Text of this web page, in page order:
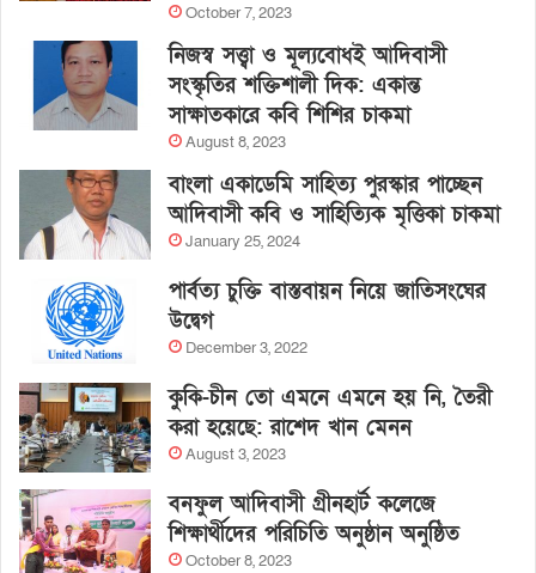
October 7, 2023
নিজস্ব সত্ত্বা ও মূল্যবোধই আদিবাসী
সংস্কৃতির শক্তিশালী দিক: একান্ত
সাক্ষাতকারে কবি শিশির চাকমা
August 8, 2023
বাংলা একাডেমি সাহিত্য পুরস্কার পাচ্ছেন
আদিবাসী কবি ও সাহিত্যিক মৃত্তিকা চাকমা
January 25, 2024
পার্বত্য চুক্তি বাস্তবায়ন নিয়ে জাতিসংঘের
উদ্বেগ
December 3, 2022
কুকি-চীন তো এমনে এমনে হয় নি, তৈরী
করা হয়েছে: রাশেদ খান মেনন
August 3, 2023
বনফুল আদিবাসী গ্রীনহার্ট কলেজে
শিক্ষার্থীদের পরিচিতি অনুষ্ঠান অনুষ্ঠিত
October 8, 2023